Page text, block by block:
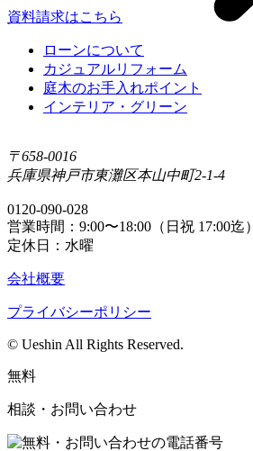
資料請求はこちら
ローンについて
カジュアルリフォーム
庭⽊のお⼿⼊れポイント
インテリア・グリーン
〒658-0016
兵庫県神戸市東灘区本山中町2-1-4
0120-090-028
営業時間：9:00〜18:00（日祝 17:00迄）
定休日：水曜
会社概要
プライバシーポリシー
© Ueshin All Rights Reserved.
無料
相談・お問い合わせ